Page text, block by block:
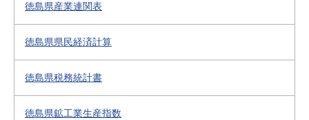
徳島県産業連関表
徳島県県民経済計算
徳島県税務統計書
徳島県鉱工業生産指数